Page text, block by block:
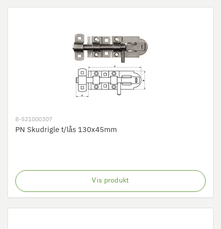
8-521000307
PN Skudrigle t/lås 130x45mm
Vis produkt